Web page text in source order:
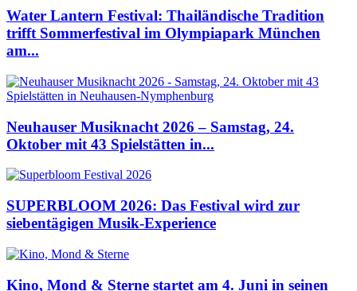
Water Lantern Festival: Thailändische Tradition
trifft Sommerfestival im Olympiapark München
am...
Neuhauser Musiknacht 2026 – Samstag, 24.
Oktober mit 43 Spielstätten in...
SUPERBLOOM 2026: Das Festival wird zur
siebentägigen Musik-Experience
Kino, Mond & Sterne startet am 4. Juni in seinen